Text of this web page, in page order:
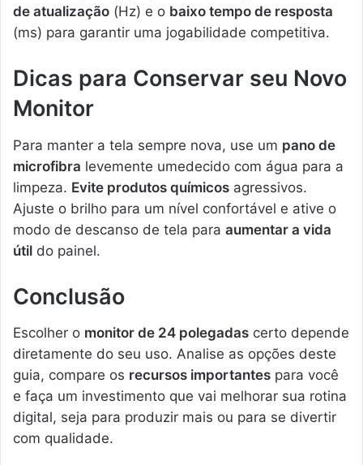
de atualização (Hz) e o baixo tempo de resposta
(ms) para garantir uma jogabilidade competitiva.
Dicas para Conservar seu Novo
Monitor
Para manter a tela sempre nova, use um pano de
microfibra levemente umedecido com água para a
limpeza. Evite produtos químicos agressivos.
Ajuste o brilho para um nível confortável e ative o
modo de descanso de tela para aumentar a vida
útil do painel.
Conclusão
Escolher o monitor de 24 polegadas certo depende
diretamente do seu uso. Analise as opções deste
guia, compare os recursos importantes para você
e faça um investimento que vai melhorar sua rotina
digital, seja para produzir mais ou para se divertir
com qualidade.